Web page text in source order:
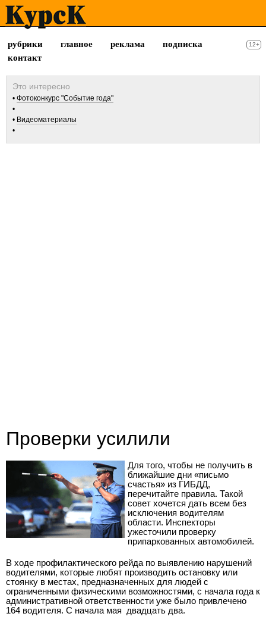
рубрики главное реклама
подписка
контакт
12+
Фотоконкурс "Событие года"
Видеоматериалы
Проверки усилили
Для того, чтобы не получить в
ближайшие дни «письмо
счастья» из ГИБДД,
перечитайте правила. Такой
совет хочется дать всем без
исключения водителям
области. Инспекторы
ужесточили проверку
припаркованных автомобилей.
В ходе профилактического рейда по выявлению нарушений
водителями, которые любят производить остановку или
стоянку в местах, предназначенных для людей с
ограниченными физическими возможностями, с начала года к
административной ответственности уже было привлечено
164 водителя. С начала мая ­ двадцать два.